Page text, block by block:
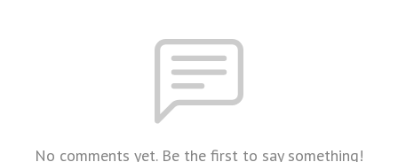
No comments yet. Be the first to say something!